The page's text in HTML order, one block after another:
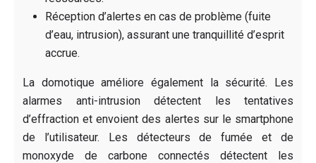
Réception d’alertes en cas de problème (fuite
d’eau, intrusion), assurant une tranquillité d’esprit
accrue.
La domotique améliore également la sécurité. Les
alarmes anti-intrusion détectent les tentatives
d’effraction et envoient des alertes sur le smartphone
de l’utilisateur. Les détecteurs de fumée et de
monoxyde de carbone connectés détectent les